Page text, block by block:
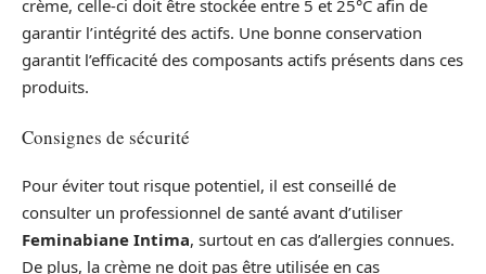
crème, celle-ci doit être stockée entre 5 et 25°C afin de
garantir l’intégrité des actifs. Une bonne conservation
garantit l’efficacité des composants actifs présents dans ces
produits.
Consignes de sécurité
Pour éviter tout risque potentiel, il est conseillé de
consulter un professionnel de santé avant d’utiliser
Feminabiane Intima, surtout en cas d’allergies connues.
De plus, la crème ne doit pas être utilisée en cas